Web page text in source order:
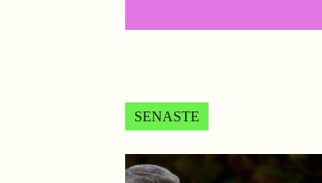
SENASTE